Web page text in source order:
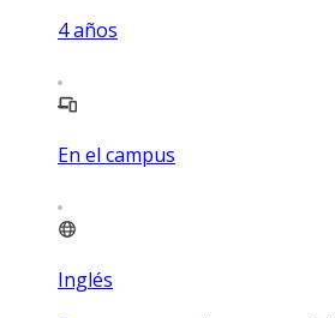
4años
En el campus
Inglés